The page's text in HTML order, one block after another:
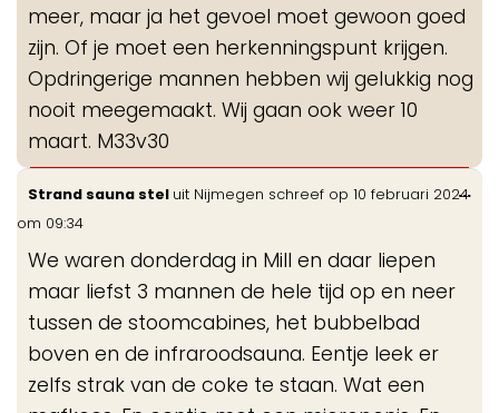
meer, maar ja het gevoel moet gewoon goed
zijn. Of je moet een herkenningspunt krijgen.
Opdringerige mannen hebben wij gelukkig nog
nooit meegemaakt. Wij gaan ook weer 10
maart. M33v30
Strand sauna stel uit Nijmegen schreef op 10 februari 2024
om 09:34
We waren donderdag in Mill en daar liepen
maar liefst 3 mannen de hele tijd op en neer
tussen de stoomcabines, het bubbelbad
boven en de infraroodsauna. Eentje leek er
zelfs strak van de coke te staan. Wat een
...